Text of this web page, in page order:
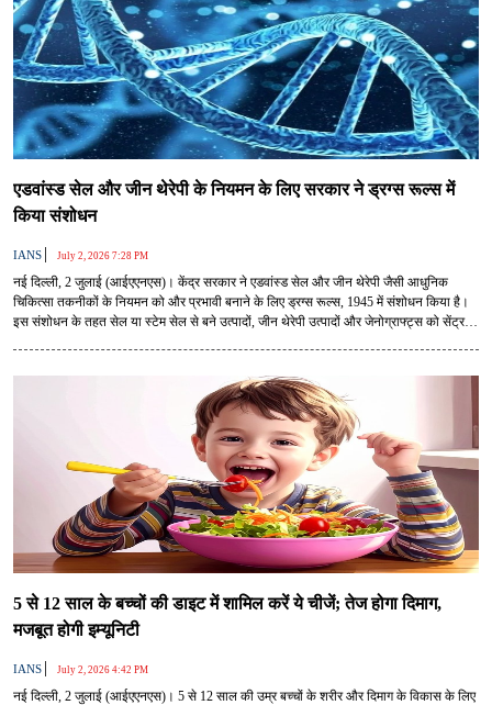
एडवांस्ड सेल और जीन थेरेपी के नियमन के लिए सरकार ने ड्रग्स रूल्स में
किया संशोधन
IANS | July 2, 2026 7:28 PM
नई दिल्ली, 2 जुलाई (आईएएनएस)। केंद्र सरकार ने एडवांस्ड सेल और जीन थेरेपी जैसी आधुनिक
चिकित्सा तकनीकों के नियमन को और प्रभावी बनाने के लिए ड्रग्स रूल्स, 1945 में संशोधन किया है।
इस संशोधन के तहत सेल या स्टेम सेल से बने उत्पादों, जीन थेरेपी उत्पादों और जेनोग्राफ्ट्स को सेंट्रली
5 से 12 साल के बच्चों की डाइट में शामिल करें ये चीजें; तेज होगा दिमाग,
मजबूत होगी इम्यूनिटी
IANS | July 2, 2026 4:42 PM
नई दिल्ली, 2 जुलाई (आईएएनएस)। 5 से 12 साल की उम्र बच्चों के शरीर और दिमाग के विकास के लिए